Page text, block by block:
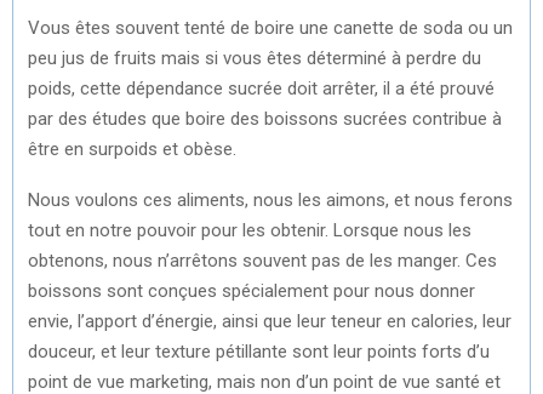
Vous êtes souvent tenté de boire une canette de soda ou un
peu jus de fruits mais si vous êtes déterminé à perdre du
poids, cette dépendance sucrée doit arrêter, il a été prouvé
par des études que boire des boissons sucrées contribue à
être en surpoids et obèse.
Nous voulons ces aliments, nous les aimons, et nous ferons
tout en notre pouvoir pour les obtenir. Lorsque nous les
obtenons, nous n’arrêtons souvent pas de les manger. Ces
boissons sont conçues spécialement pour nous donner
envie, l’apport d’énergie, ainsi que leur teneur en calories, leur
douceur, et leur texture pétillante sont leur points forts d’u
point de vue marketing, mais non d’un point de vue santé et